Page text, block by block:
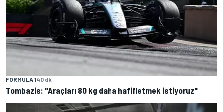
FORMULA 140 dk
Tombazis: "Araçları 80 kg daha hafifletmek istiyoruz"